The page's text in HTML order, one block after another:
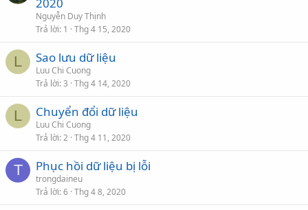
Nguyễn Duy Thịnh
Trả lời 1 Thg 4 15, 2020
L Sao lưu dữ liệu
Luu Chi Cuong
Trả lời 3 Thg 4 14, 2020
L Chuyển đổi dữ liệu
Luu Chi Cuong
Trả lời 2 Thg 4 11, 2020
T Phục hồi dữ liệu bị lỗi
trongdaineu
Trả lời 6 Thg 4 8, 2020